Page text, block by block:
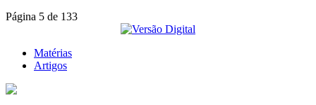
Página 5 de 133
Matérias
Artigos